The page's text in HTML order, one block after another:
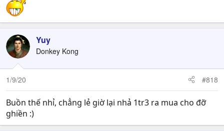
Yuy
Donkey Kong
1/9/20 #818
Buồn thế nhỉ, chẳng lẻ giờ lại nhả 1tr3 ra mua cho đỡ
ghiền :)